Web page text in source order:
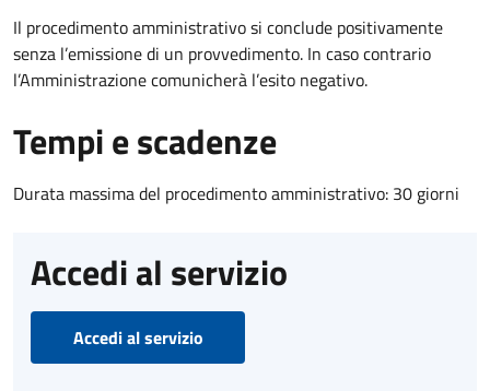
Il procedimento amministrativo si conclude positivamente
senza l’emissione di un provvedimento. In caso contrario
l’Amministrazione comunicherà l’esito negativo.
Tempi e scadenze
Durata massima del procedimento amministrativo: 30 giorni
Accedi al servizio
Accedi al servizio